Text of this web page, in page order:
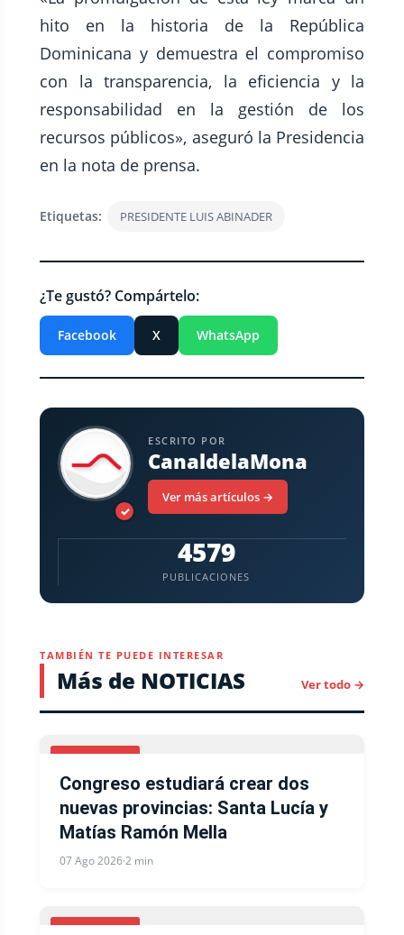
hito en la historia de la República
Dominicana y demuestra el compromiso
con la transparencia, la eficiencia y la
responsabilidad en la gestión de los
recursos públicos», aseguró la Presidencia
en la nota de prensa.
Etiquetas: PRESIDENTE LUIS ABINADER
¿Te gustó? Compártelo:
Facebook X WhatsApp
✓
ESCRITO POR
CanaldelaMona
Ver más artículos →
4579
PUBLICACIONES
TAMBIÉN TE PUEDE INTERESAR
Más de NOTICIAS Ver todo →
NACIONALES
Congreso estudiará crear dos
nuevas provincias: Santa Lucía y
Matías Ramón Mella
07 Ago 2026·2 min
NACIONALES